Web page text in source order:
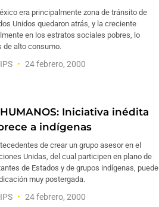
era principalmente zona de tránsito de
Unidos quedaron atrás, y la creciente
en los estratos sociales pobres, lo
de alto consumo.
24 febrero, 2000
HUMANOS: Iniciativa inédita
a indígenas
de crear un grupo asesor en el
Unidas, del cual participen en plano de
de Estados y de grupos indígenas, puede
muy postergada.
24 febrero, 2000